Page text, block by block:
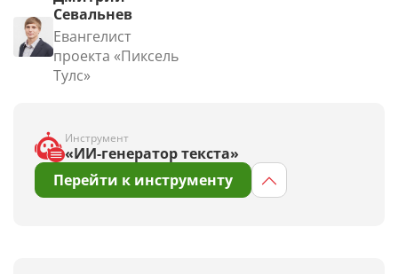
Севальнев
Евангелист
проекта «Пиксель
Тулс»
Инструмент
«ИИ-генератор текста»
Перейти к инструменту